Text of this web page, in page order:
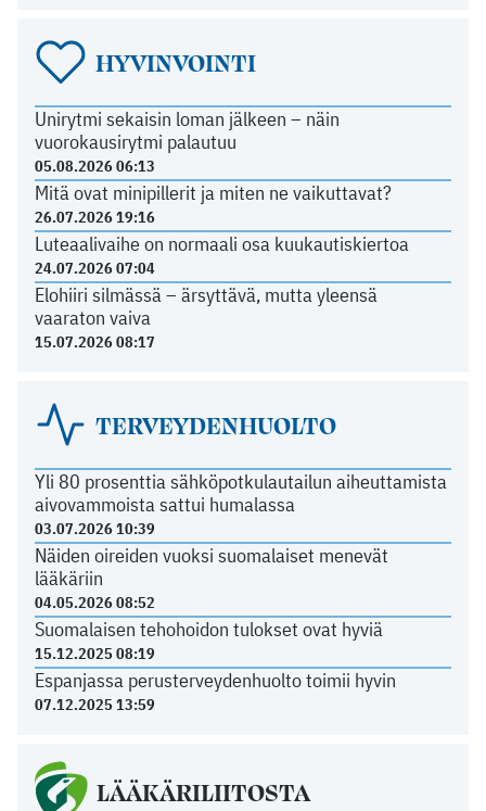
HYVINVOINTI
Unirytmi sekaisin loman jälkeen – näin
vuorokausirytmi palautuu
05.08.2026 06:13
Mitä ovat minipillerit ja miten ne vaikuttavat?
26.07.2026 19:16
Luteaalivaihe on normaali osa kuukautiskiertoa
24.07.2026 07:04
Elohiiri silmässä – ärsyttävä, mutta yleensä
vaaraton vaiva
15.07.2026 08:17
TERVEYDENHUOLTO
Yli 80 prosenttia sähköpotkulautailun aiheuttamista
aivovammoista sattui humalassa
03.07.2026 10:39
Näiden oireiden vuoksi suomalaiset menevät
lääkäriin
04.05.2026 08:52
Suomalaisen tehohoidon tulokset ovat hyviä
15.12.2025 08:19
Espanjassa perusterveydenhuolto toimii hyvin
07.12.2025 13:59
LÄÄKÄRILIITOSTA